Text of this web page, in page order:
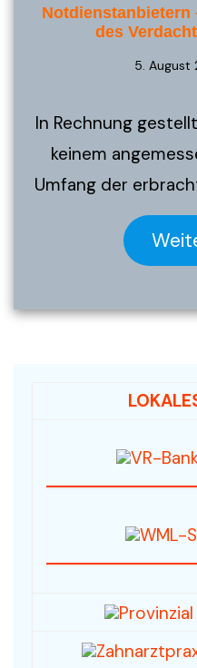
Notdienstanbietern
des
5. August
In Rechnung
keinem
Umfang der